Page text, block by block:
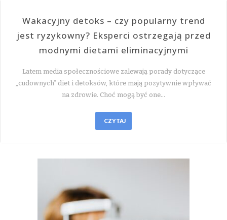
Wakacyjny detoks – czy popularny trend
jest ryzykowny? Eksperci ostrzegają przed
modnymi dietami eliminacyjnymi
Latem media społecznościowe zalewają porady dotyczące
„cudownych” diet i detoksów, które mają pozytywnie wpływać
na zdrowie. Choć mogą być one…
CZYTAJ